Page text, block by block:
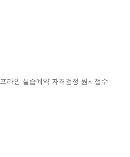
라인 실습예약 자격검정 원서접수